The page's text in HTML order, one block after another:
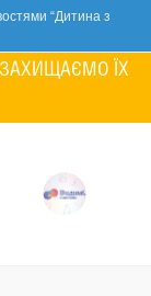
“Дитина з
ЇХ